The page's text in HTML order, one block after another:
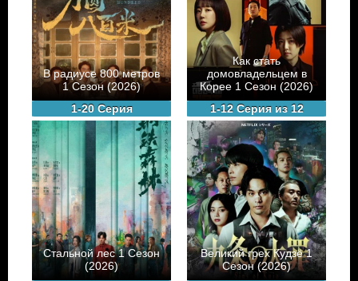
В радиусе 800 метров
1 Сезон (2026)
1-20 Серия
Как стать
домовладельцем в
Корее 1 Сезон (2026)
1-12 Серия из 12
Стальной лес 1 Сезон
(2026)
Великий грех Кудзё 1
Сезон (2026)